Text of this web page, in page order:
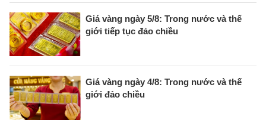
Giá vàng ngày 5/8: Trong nước và thế
giới tiếp tục đảo chiều
Giá vàng ngày 4/8: Trong nước và thế
giới đảo chiều